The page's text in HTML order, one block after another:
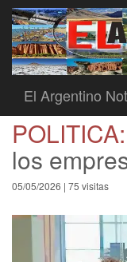
El Argentino
POLITICA:
los
05/05/2026 | 75 visitas